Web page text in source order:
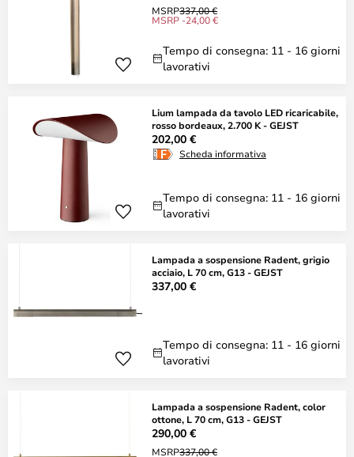
MSRP337,00 €
MSRP -24,00 €
Tempo di consegna: 11 - 16 giorni
lavorativi
Lium lampada da tavolo LED ricaricabile,
rosso bordeaux, 2.700 K - GEJST
202,00 €
Scheda informativa
Tempo di consegna: 11 - 16 giorni
lavorativi
Lampada a sospensione Radent, grigio
acciaio, L 70 cm, G13 - GEJST
337,00 €
Tempo di consegna: 11 - 16 giorni
lavorativi
Lampada a sospensione Radent, color
ottone, L 70 cm, G13 - GEJST
290,00 €
MSRP337,00 €